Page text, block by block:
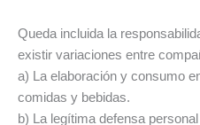
Queda incluida la
existir variaciones entre
a) La elaboración y consumo
comidas y bebidas.
b) La legítima defensa